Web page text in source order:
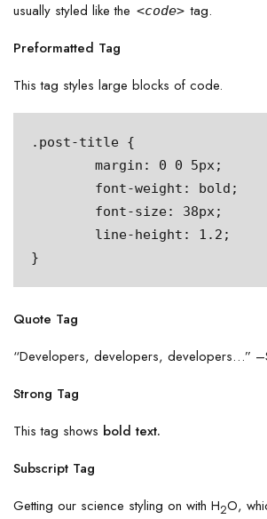
usually styled like the <code> tag.
Preformatted Tag
This tag styles large blocks of code.
.post-title {
}
Quote Tag
Developers, developers, developers…
Strong Tag
This tag shows bold text.
Subscript Tag
Getting our science styling on with H2O,